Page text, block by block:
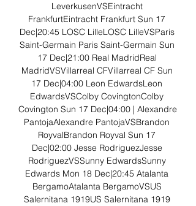
LeverkusenVSEintracht
FrankfurtEintracht Frankfurt Sun 17
Dec|20:45 LOSC LilleLOSC LilleVSParis
Saint-Germain Paris Saint-Germain Sun
17 Dec|21:00 Real MadridReal
MadridVSVillarreal CFVillarreal CF Sun
17 Dec|04:00 Leon EdwardsLeon
EdwardsVSColby CovingtonColby
Covington Sun 17 Dec|04:00 | Alexandre
PantojaAlexandre PantojaVSBrandon
RoyvalBrandon Royval Sun 17
Dec|02:00 Jesse RodriguezJesse
RodriguezVSSunny EdwardsSunny
Edwards Mon 18 Dec|20:45 Atalanta
BergamoAtalanta BergamoVSUS
Salernitana 1919US Salernitana 1919